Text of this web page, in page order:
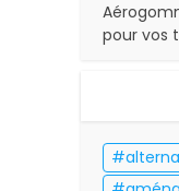
pour vos